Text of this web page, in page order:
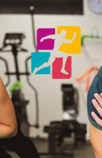
Home
A Propos
Services